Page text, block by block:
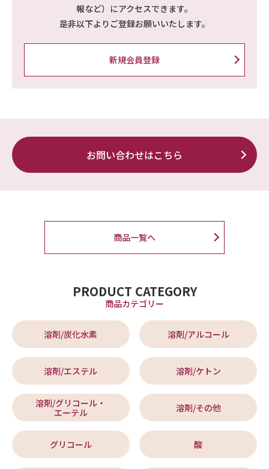
報など）にアクセスできます。
是非以下よりご登録お願いいたします。
新規会員登録
お問い合わせはこちら
商品一覧へ
PRODUCT CATEGORY
商品カテゴリー
溶剤/炭化水素 溶剤/アルコール
溶剤/エステル 溶剤/ケトン
溶剤/グリコール・
エーテル
溶剤/その他
グリコール 酸